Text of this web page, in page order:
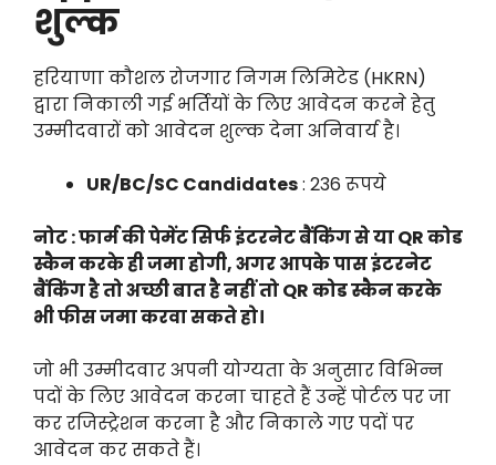
शुल्क
हरियाणा कौशल रोजगार निगम लिमिटेड (HKRN)
द्वारा निकाली गई भर्तियों के लिए आवेदन करने हेतु
उम्मीदवारों को आवेदन शुल्क देना अनिवार्य है।
UR/BC/SC Candidates: 236 रूपये
नोट : फार्म की पेमेंट सिर्फ इंटरनेट बैंकिंग से या QR कोड
स्कैन करके ही जमा होगी, अगर आपके पास इंटरनेट
बैंकिंग है तो अच्छी बात है नहीं तो QR कोड स्कैन करके
भी फीस जमा करवा सकते हो।
जो भी उम्मीदवार अपनी योग्यता के अनुसार विभिन्न
पदों के लिए आवेदन करना चाहते हैं उन्हें पोर्टल पर जा
कर रजिस्ट्रेशन करना है और निकाले गए पदों पर
आवेदन कर सकते हैं।